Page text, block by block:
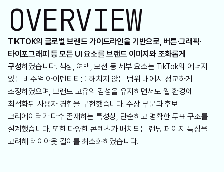
OVERVIEW
TIKTOK의 글로벌 브랜드 가이드라인을 기반으로, 버튼·그래픽·
타이포그래피 등 모든 UI 요소를 브랜드 이미지와 조화롭게
구성하였습니다. 색상, 여백, 모션 등 세부 요소는 TikTok의 에너지
있는 비주얼 아이덴티티를 해치지 않는 범위 내에서 정교하게
조정하였으며, 브랜드 고유의 감성을 유지하면서도 웹 환경에
최적화된 사용자 경험을 구현했습니다. 수상 부문과 후보
크리에이터가 다수 존재하는 특성상, 단순하고 명확한 투표 구조를
설계했습니다. 또한 다양한 콘텐츠가 배치되는 랜딩 페이지 특성을
고려해 레이아웃 길이를 최소화하였습니다.